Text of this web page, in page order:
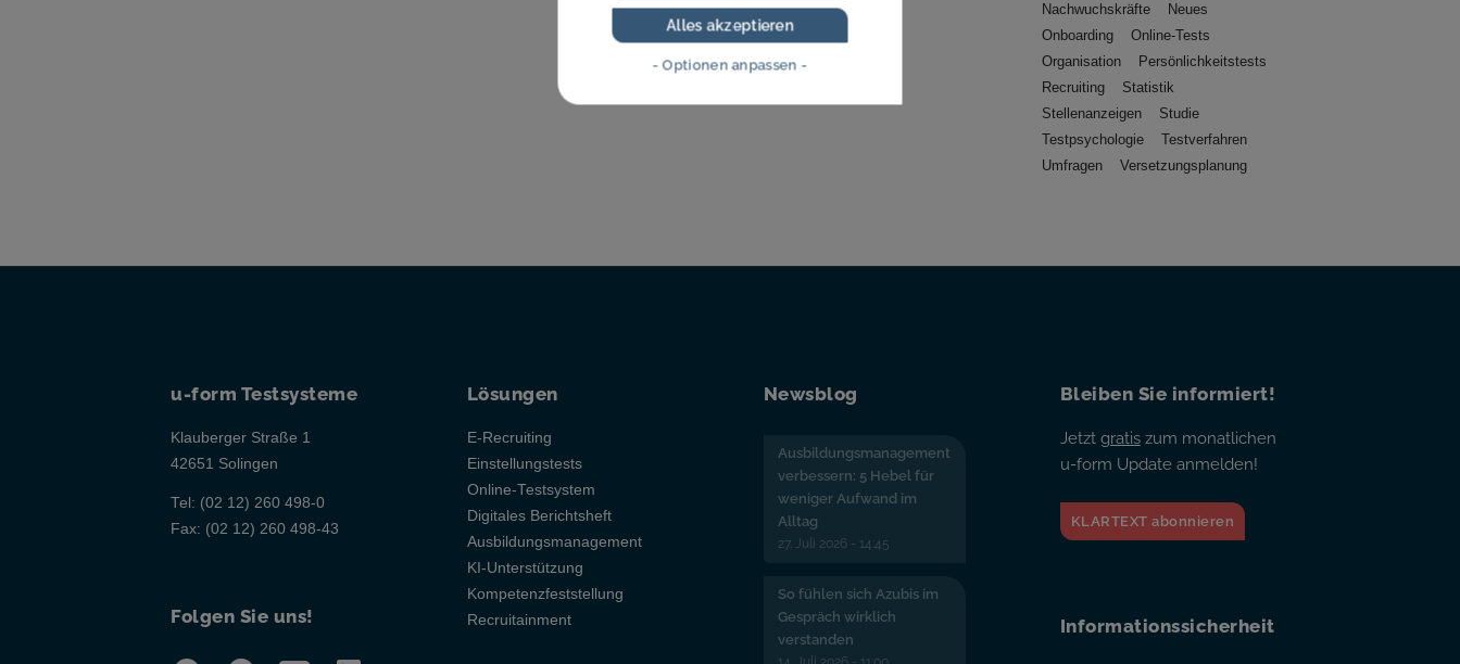
Nachwuchskräfte
Neues
Onboarding
Online-Tests
Organisation
Persönlichkeitstests
Recruiting
Statistik
Stellenanzeigen
Studie
Testpsychologie
Testverfahren
Umfragen
Versetzungsplanung
u-form Testsysteme
Klauberger Straße 1
42651 Solingen
Tel: (02 12) 260 498-0
Fax: (02 12) 260 498-43
Folgen Sie uns!
Lösungen
E-Recruiting
Einstellungstests
Online-Testsystem
Digitales Berichtsheft
Ausbildungsmanagement
KI-Unterstützung
Kompetenzfeststellung
Recruitainment
Newsblog
Ausbildungsmanagement
verbessern: 5 Hebel für
weniger Aufwand im
Alltag
27. Juli 2026 - 14:45
So fühlen sich Azubis im
Gespräch wirklich
verstanden
Bleiben Sie informiert!
Jetzt gratiszum monatlichen
u-form Update anmelden!
KLARTEXT abonnieren
Informationssicherheit
Alles akzeptieren
- Optionen anpassen -